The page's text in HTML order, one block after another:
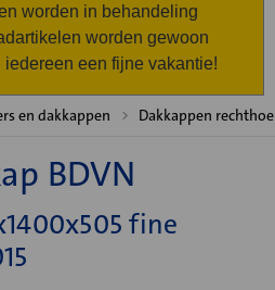
worden in behandeling
worden gewoon
een fijne vakantie!
en dakkappen Dakkappen
BDVN
fine